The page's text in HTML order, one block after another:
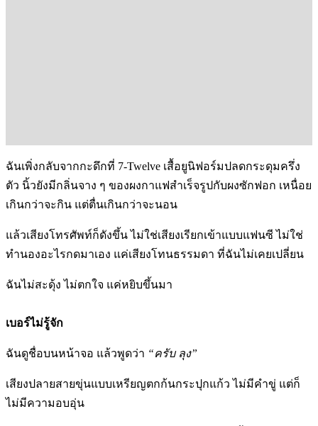
ฉันเพิ่งกลับจากกะดึกที่ 7-Twelve เสื้อยูนิฟอร์มปลดกระดุมครึ่ง
ตัว นิ้วยังมีกลิ่นจาง ๆ ของผงกาแฟสำเร็จรูปกับผงซักฟอก เหนื่อย
เกินกว่าจะกิน แต่ตื่นเกินกว่าจะนอน
แล้วเสียงโทรศัพท์ก็ดังขึ้น ไม่ใช่เสียงเรียกเข้าแบบแฟนซี ไม่ใช่
ทำนองอะไรกดมาเอง แค่เสียงโทนธรรมดา ที่ฉันไม่เคยเปลี่ยน
ฉันไม่สะดุ้ง ไม่ตกใจ แค่หยิบขึ้นมา
เบอร์ไม่รู้จัก
ฉันดูชื่อบนหน้าจอ แล้วพูดว่า “ครับ ลุง”
เสียงปลายสายขุ่นแบบเหรียญตกก้นกระปุกแก้ว ไม่มีคำขู่ แต่ก็
ไม่มีความอบอุ่น